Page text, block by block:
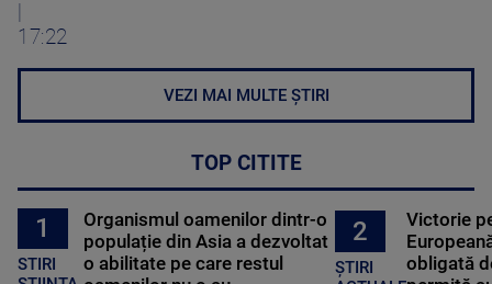
17:22
VEZI MAI MULTE ȘTIRI
TOP CITITE
1
STIRI
Organismul oamenilor dintr-o
populație din Asia a dezvoltat
o abilitate pe care restul
2
ȘTIRI
Victorie
obligată